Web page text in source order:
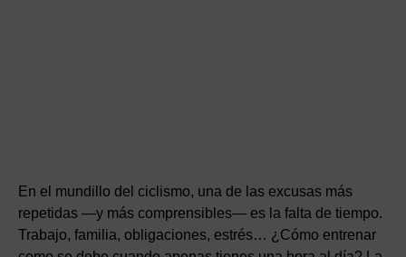
En el mundillo del ciclismo, una de las excusas más
repetidas —y más comprensibles— es la falta de tiempo.
Trabajo, familia, obligaciones, estrés… ¿Cómo entrenar